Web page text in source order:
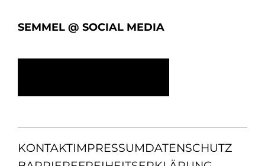
SEMMEL @ SOCIAL MEDIA
KONTAKTIMPRESSUMDATENSCHUTZ